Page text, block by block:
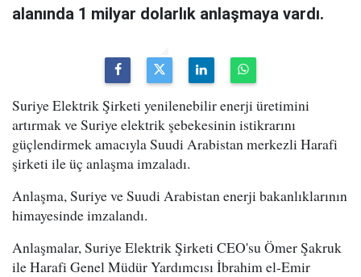
alanında 1 milyar dolarlık anlaşmaya vardı.
Suriye Elektrik Şirketi yenilenebilir enerji üretimini
artırmak ve Suriye elektrik şebekesinin istikrarını
güçlendirmek amacıyla Suudi Arabistan merkezli Harafi
şirketi ile üç anlaşma imzaladı.
Anlaşma, Suriye ve Suudi Arabistan enerji bakanlıklarının
himayesinde imzalandı.
Anlaşmalar, Suriye Elektrik Şirketi CEO'su Ömer Şakruk
ile Harafi Genel Müdür Yardımcısı İbrahim el-Emir